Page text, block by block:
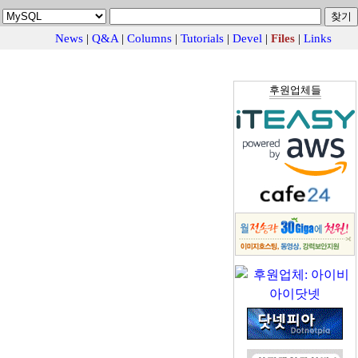
News| Q&A| Columns| Tutorials| Devel | Files| Links
후원업체들